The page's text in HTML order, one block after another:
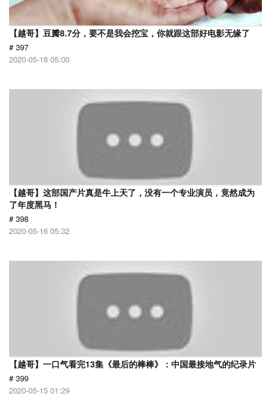
【越哥】豆瓣8.7分，要不是我会挖宝，你就跟这部好电影无缘了
# 397
2020-05-18 05:00
【越哥】这部国产片真是牛上天了，没有一个专业演员，竟然成为
了年度黑马！
# 398
2020-05-16 05:32
【越哥】一口气看完13集《最后的棒棒》：中国最接地气的纪录片
# 399
2020-05-15 01:29